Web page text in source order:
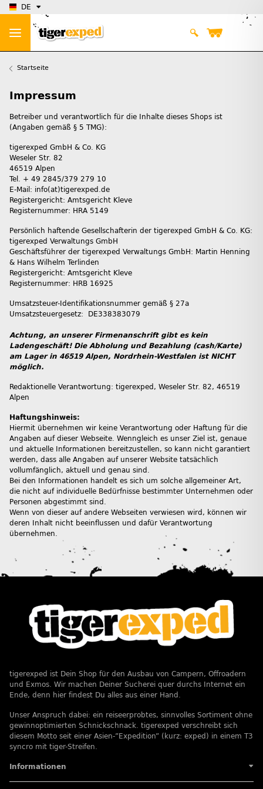
DE
Startseite
Impressum
Betreiber und verantwortlich für die Inhalte dieses Shops ist
(Angaben gemäß § 5 TMG):
tigerexped GmbH & Co. KG
Weseler Str. 82
46519 Alpen
Tel. + 49 2845/379 279 10
E-Mail: info(at)tigerexped.de
Registergericht: Amtsgericht Kleve
Registernummer: HRA 5149
Persönlich haftende Gesellschafterin der tigerexped GmbH & Co. KG:
tigerexped Verwaltungs GmbH
Geschäftsführer der tigerexped Verwaltungs GmbH: Martin Henning
& Hans Wilhelm Terlinden
Registergericht: Amtsgericht Kleve
Registernummer: HRB 16925
Umsatzsteuer-Identifikationsnummer gemäß § 27a
Umsatzsteuergesetz: DE338383079
Achtung, an unserer Firmenanschrift gibt es kein
Ladengeschäft! Die Abholung und Bezahlung (cash/Karte)
am Lager in 46519 Alpen, Nordrhein-Westfalen ist NICHT
möglich.
Redaktionelle Verantwortung: tigerexped, Weseler Str. 82, 46519
Alpen
Haftungshinweis:
Hiermit übernehmen wir keine Verantwortung oder Haftung für die
Angaben auf dieser Webseite. Wenngleich es unser Ziel ist, genaue
und aktuelle Informationen bereitzustellen, so kann nicht garantiert
werden, dass alle Angaben auf unserer Website tatsächlich
vollumfänglich, aktuell und genau sind.
Bei den Informationen handelt es sich um solche allgemeiner Art,
die nicht auf individuelle Bedürfnisse bestimmter Unternehmen oder
Personen abgestimmt sind.
Wenn von dieser auf andere Webseiten verwiesen wird, können wir
deren Inhalt nicht beeinflussen und dafür Verantwortung
übernehmen.
tigerexped ist Dein Shop für den Ausbau von Campern, Offroadern
und Exmos. Wir machen Deiner Sucherei quer durchs Internet ein
Ende, denn hier findest Du alles aus einer Hand.
Unser Anspruch dabei: ein reiseerprobtes, sinnvolles Sortiment ohne
gewinnoptimierten Schnickschnack. tigerexped verschreibt sich
diesem Motto seit einer Asien-”Expedition” (kurz: exped) in einem T3
syncro mit tiger-Streifen.
Informationen